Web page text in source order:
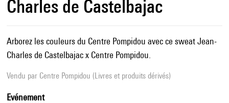
Charles de Castelbajac
Arborez les couleurs du Centre Pompidou avec ce sweat Jean-
Charles de Castelbajac x Centre Pompidou.
Vendu par Centre Pompidou (Livres et produits dérivés)
Evénement